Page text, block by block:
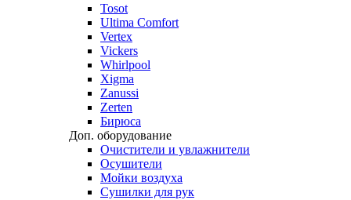
Tosot
Ultima Comfort
Vertex
Vickers
Whirlpool
Xigma
Zanussi
Zerten
Бирюса
Доп. оборудование
Очистители и увлажнители
Осушители
Мойки воздуха
Сушилки для рук